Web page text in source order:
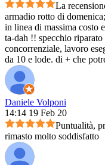
La
armadio rotto di
in linea di massima costo
ta-dah !! specchio
concorrenziale, lavoro
da 10 e lode. di + che
Daniele Volponi
14:14 19 Feb 20
Puntualità,
rimasto molto soddisfatto